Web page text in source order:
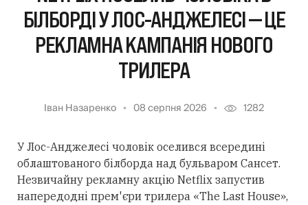
БІЛБОРДІ У ЛОС-АНДЖЕЛЕСІ — ЦЕ
РЕКЛАМНА КАМПАНІЯ НОВОГО
ТРИЛЕРА
Іван Назаренко 08 серпня 2026 1282
У Лос-Анджелесі чоловік оселився всередині
облаштованого білборда над бульваром Сансет.
Незвичайну рекламну акцію Netflix запустив
напередодні прем'єри трилера «The Last House»,